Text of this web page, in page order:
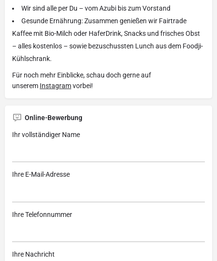
Wir sind alle per Du – vom Azubi bis zum Vorstand
Gesunde Ernährung: Zusammen genießen wir Fairtrade
Kaffee mit Bio-Milch oder HaferDrink, Snacks und frisches Obst
– alles kostenlos – sowie bezuschussten Lunch aus dem Foodji-
Kühlschrank.
Für noch mehr Einblicke, schau doch gerne auf
unserem Instagramvorbei!
Online-Bewerbung
Ihr vollständiger Name
Ihre E-Mail-Adresse
Ihre Telefonnummer
Ihre Nachricht